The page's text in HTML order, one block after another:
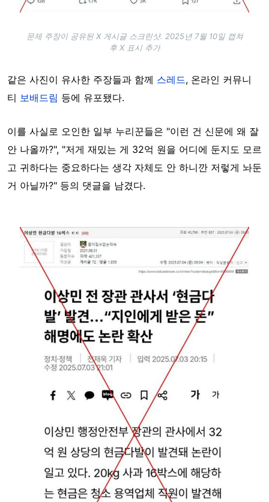
문제 주장이 공유된 X 게시글 스크린샷. 2025년 7월 10일 캡쳐
후 X 표시 추가
같은 사진이 유사한 주장들과 함께 스레드, 온라인 커뮤니
티 보배드림 등에 유포됐다.
이를 사실로 오인한 일부 누리꾼들은 "이런 건 신문에 왜 잘
안 나올까?", "저게 재밌는 게 32억 원을 어디에 둔지도 모르
고 귀하다는 중요하다는 생각 자체도 안 하니깐 저렇게 놔둔
거 아닐까?" 등의 댓글을 남겼다.
Image